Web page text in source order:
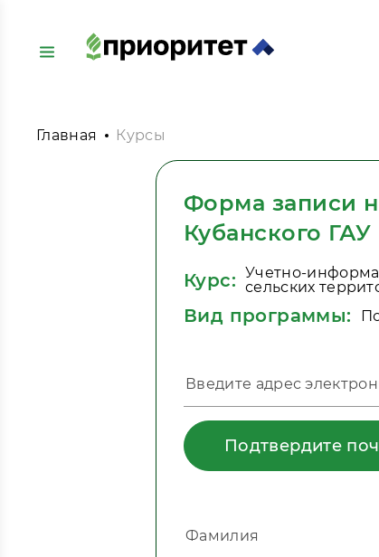
Главная Курсы
Форма записи
Кубанского ГАУ
Курс: Учетно-
сельских
Вид программы:
Подтвердите